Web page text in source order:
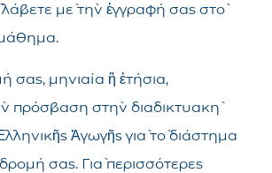
μὲ τὴν ἐγγραφή σας στὸ
σας, μηνιαία ἢ ἐτήσια,
πρόσβαση στὴν διαδικτυακὴ
Ἀγωγῆς γιὰ τὸ διάστημα
σας. Γιὰ περισσότερες